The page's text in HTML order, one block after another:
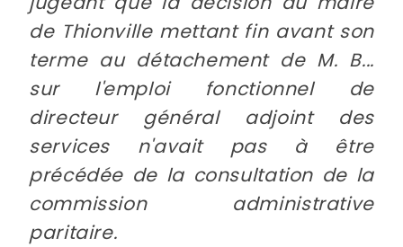
de Thionville mettant fin avant son
terme au détachement de M. B...
sur l'emploi fonctionnel de
directeur général adjoint des
services n'avait pas à être
précédée de la consultation de la
commission administrative
paritaire.